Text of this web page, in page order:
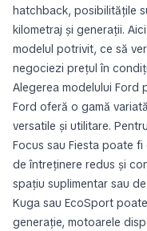
hatchback, posibilitățile
kilometraj și generații.
modelul potrivit, ce să
negociezi prețul în
Alegerea modelului Ford
Ford oferă o gamă
versatile și utilitare.
Focus sau Fiesta poate
de întreținere redus și
spațiu suplimentar sau
Kuga sau EcoSport
generație, motoarele